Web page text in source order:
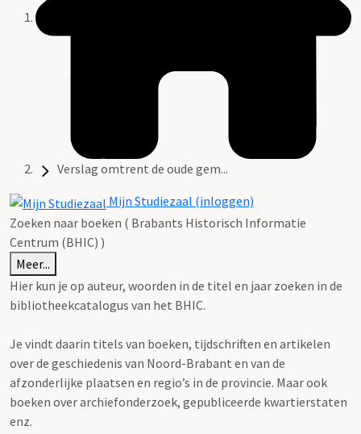
Verslag omtrent de oude gem...
Mijn Studiezaal (inloggen)
Zoeken naar boeken ( Brabants Historisch Informatie
Centrum (BHIC) )
Meer...
Hier kun je op auteur, woorden in de titel en jaar zoeken in de
bibliotheekcatalogus van het BHIC.
Je vindt daarin titels van boeken, tijdschriften en artikelen
over de geschiedenis van Noord-Brabant en van de
afzonderlijke plaatsen en regio’s in de provincie. Maar ook
boeken over archiefonderzoek, gepubliceerde kwartierstaten
enz.